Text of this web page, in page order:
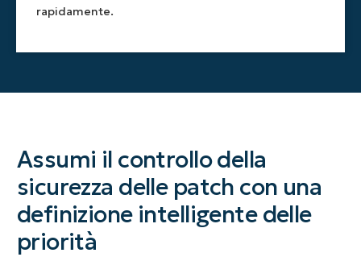
manuale.
rapidamente.
Assumi il controllo della
sicurezza delle patch con una
definizione intelligente delle
priorità